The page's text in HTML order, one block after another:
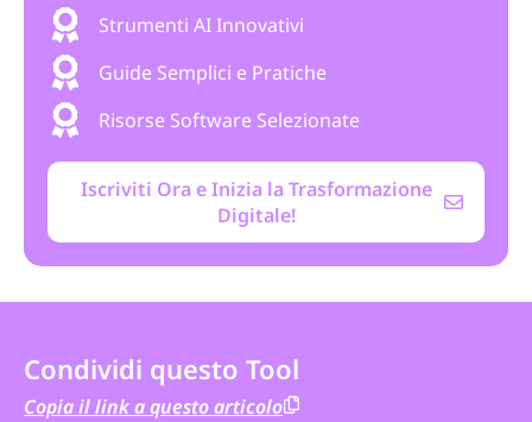
Strumenti AI Innovativi
Guide Semplici e Pratiche
Risorse Software Selezionate
Iscriviti Ora e Inizia la Trasformazione
Digitale!
Condividi questo Tool
Copia il link a questo articolo